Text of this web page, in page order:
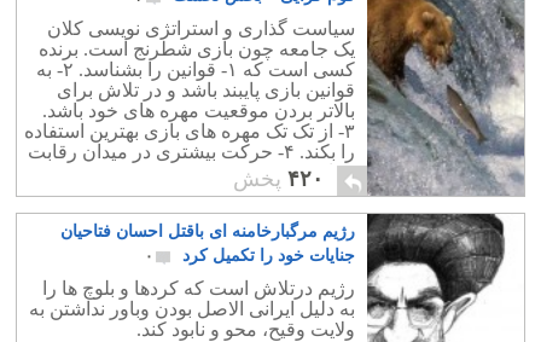
سیاست گذاری و استراتژی نویسی کلان
یک جامعه چون بازی شطرنج است. برنده
کسی است که ۱- قوانین را بشناسد. ۲- به
قوانین بازی پایبند باشد و در تلاش برای
بالاتر بردن موقعیت مهره های خود باشد.
۳- از تک تک مهره های بازی بهترین استفاده
را بکند. ۴- حرکت بیشتری در میدان رقابت
جهانی ببیند.
۴۲۰ پخش
رژیم مرگبارخامنه ای باقتل احسان فتاحیان
جنایات خود را تکمیل کرد
۰
رژیم درتلاش است که کردها و بلوچ ها را
به دلیل ایرانی الاصل بودن وباور نداشتن به
ولایت وقیح، محو و نابود کند.